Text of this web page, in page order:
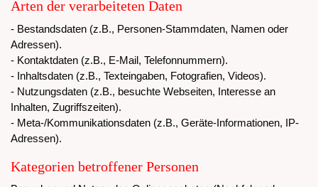
Arten der verarbeiteten Daten
- Bestandsdaten (z.B., Personen-Stammdaten, Namen oder
Adressen).
- Kontaktdaten (z.B., E-Mail, Telefonnummern).
- Inhaltsdaten (z.B., Texteingaben, Fotografien, Videos).
- Nutzungsdaten (z.B., besuchte Webseiten, Interesse an
Inhalten, Zugriffszeiten).
- Meta-/Kommunikationsdaten (z.B., Geräte-Informationen, IP-
Adressen).
Kategorien betroffener Personen